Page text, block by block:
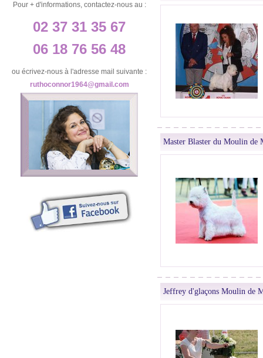
Pour + d'informations, contactez-nous au :
02 37 31 35 67
06 18 76 56 48
ou écrivez-nous à l'adresse mail suivante :
ruthoconnor1964@gmail.com
Master Blaster du Moulin de
Jeffrey d'glaçons Moulin de